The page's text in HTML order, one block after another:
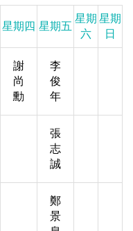
星期四 星期五
星期
六
星期
日
謝
尚
勳
李
俊
年
張
志
誠
鄭
景